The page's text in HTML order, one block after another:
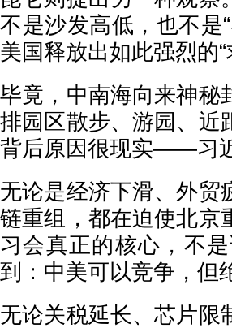
不是沙发高低，也不是
美国释放出如此强烈的“
毕竟，中南海向来神秘
排园区散步、游园、近
背后原因很现实——习
无论是经济下滑、外贸
链重组，都在迫使北京
习会真正的核心，不
到：中美可以竞争，但
无论关税延长、芯片限